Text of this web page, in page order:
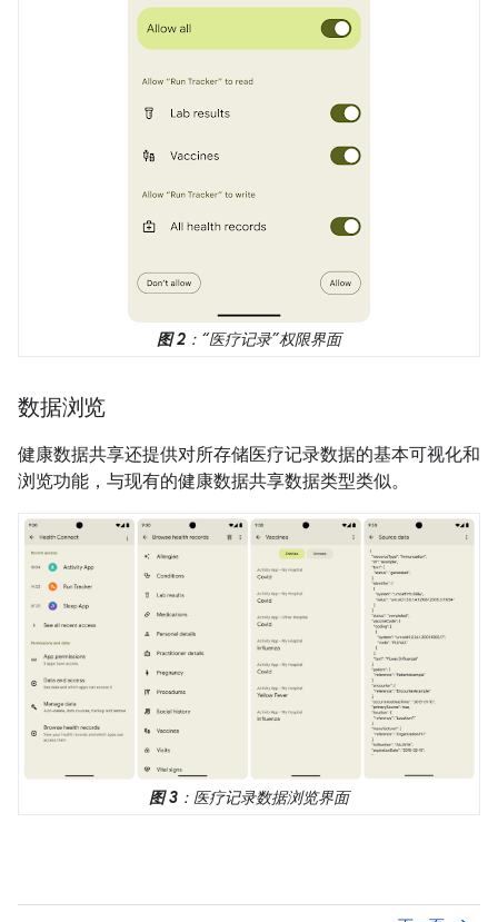
图 2 ：“医疗记录”权限界面
数据浏览
健康数据共享还提供对所存储医疗记录数据的基本可视化和
浏览功能，与现有的健康数据共享数据类型类似。
图 3 ：医疗记录数据浏览界面